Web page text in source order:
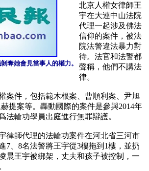
奪她會見當事人的權力。
北京人權女律師王
宇在大連中山法院
代理一起涉及佛法
信仰的案件，被法
院法警違法暴力對
待。法官和法警都
聲稱，他們不講法
律。
案件，包括範木根案、曹順利案、尹旭
提案等。轟動國際的案件是參與2014年
法輪功學員出庭進行無罪辯護。
律師代理的法輪功案件在河北省三河市
7、8名法警將王宇從3樓拖到1樓，並扔
晨王宇被綁架，丈夫和孩子被控制，一